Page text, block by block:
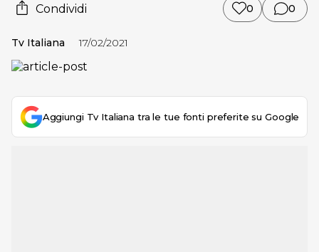
Condividi 0 0
Tv Italiana 17/02/2021
Aggiungi Tv Italiana tra le tue fonti preferite su Google